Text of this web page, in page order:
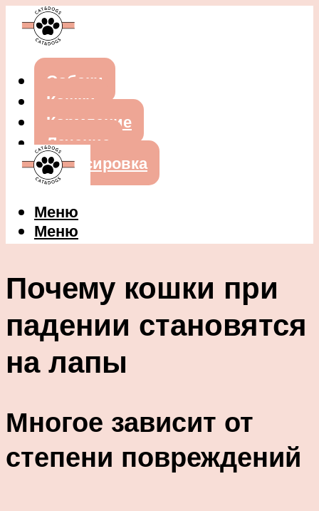
Собаки
Кошки
Кормление
Лечение
Дрессировка
Меню
Меню
Почему кошки при
падении становятся
на лапы
Многое зависит от
степени повреждений